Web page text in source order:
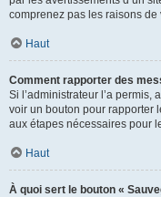
comprenez pas les raisons de
Haut
Comment rapporter des
Si l’administrateur l’a
voir un bouton pour rapporter
aux étapes nécessaires pour
Haut
À quoi sert le bouton «